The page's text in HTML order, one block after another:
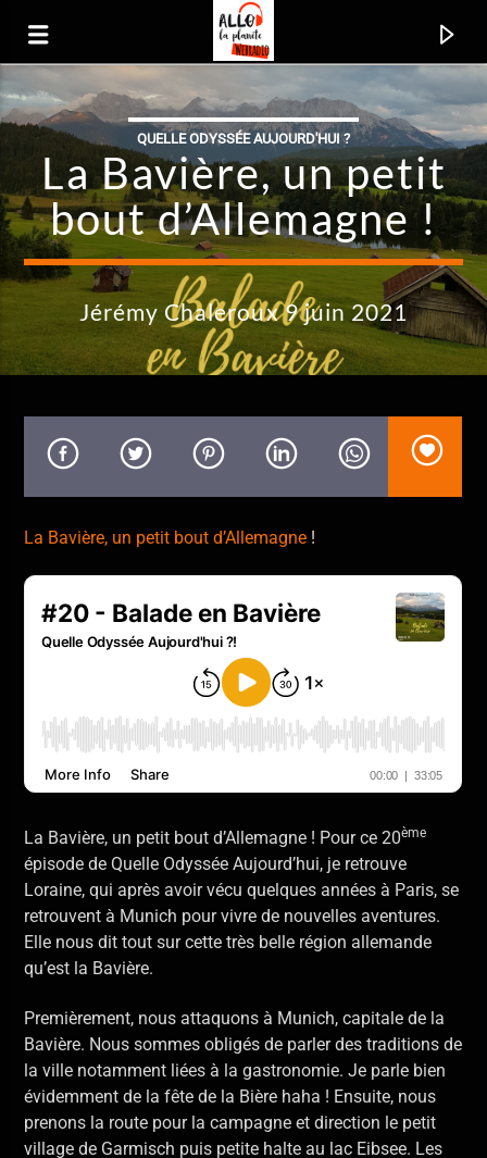
Allo La Planète
La radio voyage
She Drives Me Crazy
Fine Young Cannibals
Allo La Planète
QUELLE ODYSSÉE AUJOURD'HUI ?
La Bavière, un petit
bout d’Allemagne !
Jérémy Chaleroux 9 juin 2021
La Bavière, un petit bout d’Allemagne !
La Bavière, un petit bout d’Allemagne ! Pour ce 20ème
épisode de Quelle Odyssée Aujourd’hui, je retrouve
Loraine, qui après avoir vécu quelques années à Paris, se
retrouvent à Munich pour vivre de nouvelles aventures.
Elle nous dit tout sur cette très belle région allemande
qu’est la Bavière.
Premièrement, nous attaquons à Munich, capitale de la
Bavière. Nous sommes obligés de parler des traditions de
la ville notamment liées à la gastronomie. Je parle bien
évidemment de la fête de la Bière haha ! Ensuite, nous
prenons la route pour la campagne et direction le petit
village de Garmisch puis petite halte au lac Eibsee. Les